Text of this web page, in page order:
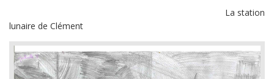
La station
lunaire de Clément